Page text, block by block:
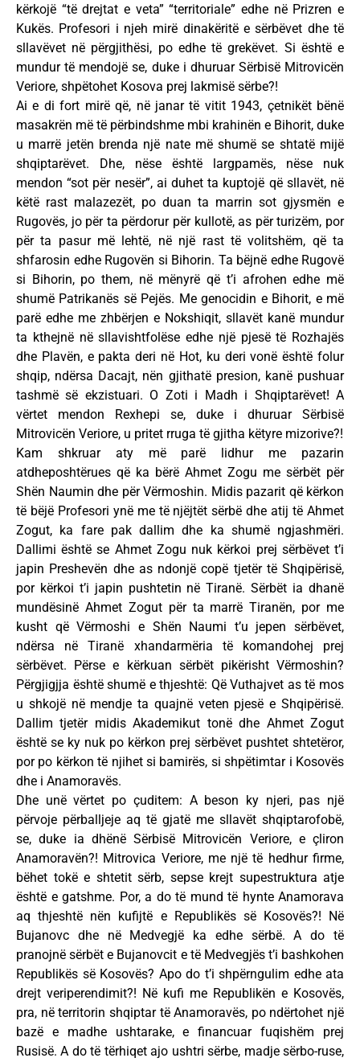
kërkojë “të drejtat e veta” “territoriale” edhe në Prizren e
Kukës. Profesori i njeh mirë dinakëritë e sërbëvet dhe të
sllavëvet në përgjithësi, po edhe të grekëvet. Si është e
mundur të mendojë se, duke i dhuruar Sërbisë Mitrovicën
Veriore, shpëtohet Kosova prej lakmisë sërbe?!
Ai e di fort mirë që, në janar të vitit 1943, çetnikët bënë
masakrën më të përbindshme mbi krahinën e Bihorit, duke
u marrë jetën brenda një nate më shumë se shtatë mijë
shqiptarëvet. Dhe, nëse është largpamës, nëse nuk
mendon “sot për nesër”, ai duhet ta kuptojë që sllavët, në
këtë rast malazezët, po duan ta marrin sot gjysmën e
Rugovës, jo për ta përdorur për kullotë, as për turizëm, por
për ta pasur më lehtë, në një rast të volitshëm, që ta
shfarosin edhe Rugovën si Bihorin. Ta bëjnë edhe Rugovë
si Bihorin, po them, në mënyrë që t’i afrohen edhe më
shumë Patrikanës së Pejës. Me genocidin e Bihorit, e më
parë edhe me zhbërjen e Nokshiqit, sllavët kanë mundur
ta kthejnë në sllavishtfolëse edhe një pjesë të Rozhajës
dhe Plavën, e pakta deri në Hot, ku deri vonë është folur
shqip, ndërsa Dacajt, nën gjithatë presion, kanë pushuar
tashmë së ekzistuari. O Zoti i Madh i Shqiptarëvet! A
vërtet mendon Rexhepi se, duke i dhuruar Sërbisë
Mitrovicën Veriore, u pritet rruga të gjitha këtyre mizorive?!
Kam shkruar aty më parë lidhur me pazarin
atdheposhtërues që ka bërë Ahmet Zogu me sërbët për
Shën Naumin dhe për Vërmoshin. Midis pazarit që kërkon
të bëjë Profesori ynë me të njëjtët sërbë dhe atij të Ahmet
Zogut, ka fare pak dallim dhe ka shumë ngjashmëri.
Dallimi është se Ahmet Zogu nuk kërkoi prej sërbëvet t’i
japin Preshevën dhe as ndonjë copë tjetër të Shqipërisë,
por kërkoi t’i japin pushtetin në Tiranë. Sërbët ia dhanë
mundësinë Ahmet Zogut për ta marrë Tiranën, por me
kusht që Vërmoshi e Shën Naumi t’u jepen sërbëvet,
ndërsa në Tiranë xhandarmëria të komandohej prej
sërbëvet. Përse e kërkuan sërbët pikërisht Vërmoshin?
Përgjigjja është shumë e thjeshtë: Që Vuthajvet as të mos
u shkojë në mendje ta quajnë veten pjesë e Shqipërisë.
Dallim tjetër midis Akademikut tonë dhe Ahmet Zogut
është se ky nuk po kërkon prej sërbëvet pushtet shtetëror,
por po kërkon të njihet si bamirës, si shpëtimtar i Kosovës
dhe i Anamoravës.
Dhe unë vërtet po çuditem: A beson ky njeri, pas një
përvoje përballjeje aq të gjatë me sllavët shqiptarofobë,
se, duke ia dhënë Sërbisë Mitrovicën Veriore, e çliron
Anamoravën?! Mitrovica Veriore, me një të hedhur firme,
bëhet tokë e shtetit sërb, sepse krejt supestruktura atje
është e gatshme. Por, a do të mund të hynte Anamorava
aq thjeshtë nën kufijtë e Republikës së Kosovës?! Në
Bujanovc dhe në Medvegjë ka edhe sërbë. A do të
pranojnë sërbët e Bujanovcit e të Medvegjës t’i bashkohen
Republikës së Kosovës? Apo do t’i shpërngulim edhe ata
drejt veriperendimit?! Në kufi me Republikën e Kosovës,
pra, në territorin shqiptar të Anamoravës, po ndërtohet një
bazë e madhe ushtarake, e financuar fuqishëm prej
Rusisë. A do të tërhiqet ajo ushtri sërbe, madje sërbo-ruse,